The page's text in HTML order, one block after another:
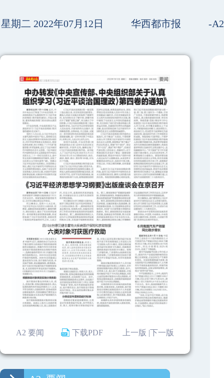
星期二 2022年07月12日 华西都市报 -
A2 要闻 下载PDF 下一版
上一版 |